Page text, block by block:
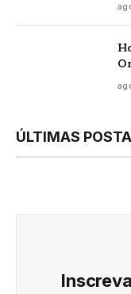
ÚLTIMAS